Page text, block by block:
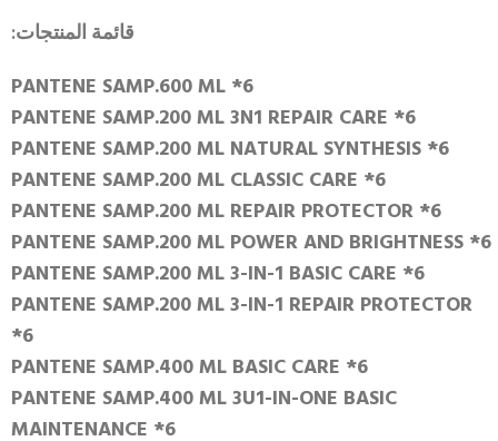
قائمة المنتجات:
PANTENE SAMP.600 ML *6
PANTENE SAMP.200 ML 3N1 REPAIR CARE *6
PANTENE SAMP.200 ML NATURAL SYNTHESIS *6
PANTENE SAMP.200 ML CLASSIC CARE *6
PANTENE SAMP.200 ML REPAIR PROTECTOR *6
PANTENE SAMP.200 ML POWER AND BRIGHTNESS *6
PANTENE SAMP.200 ML 3-IN-1 BASIC CARE *6
PANTENE SAMP.200 ML 3-IN-1 REPAIR PROTECTOR
*6
PANTENE SAMP.400 ML BASIC CARE *6
PANTENE SAMP.400 ML 3U1-IN-ONE BASIC
MAINTENANCE *6